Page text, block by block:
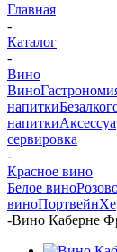
Главная
-
Каталог
-
Вино
Вино
напитки
напитки
сервировка
-
Красное вино
Белое вино
виноПортвейн
-Вино Каберне